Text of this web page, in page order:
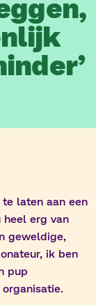
te laten aan een
erg van
geweldige,
ik ben
pup